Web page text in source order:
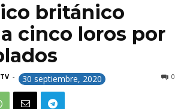
británico
cinco loros por
- 30 septiembre, 2020 0